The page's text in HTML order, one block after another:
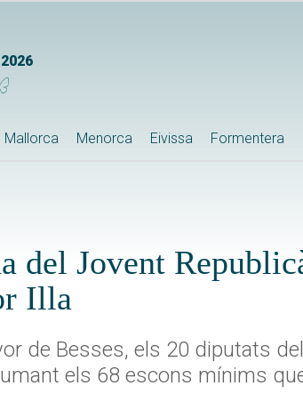
Mallorca Menorca Eivissa Formentera
del Jovent
Illa
de Besses, els 20 diputats
els 68 escons mínims